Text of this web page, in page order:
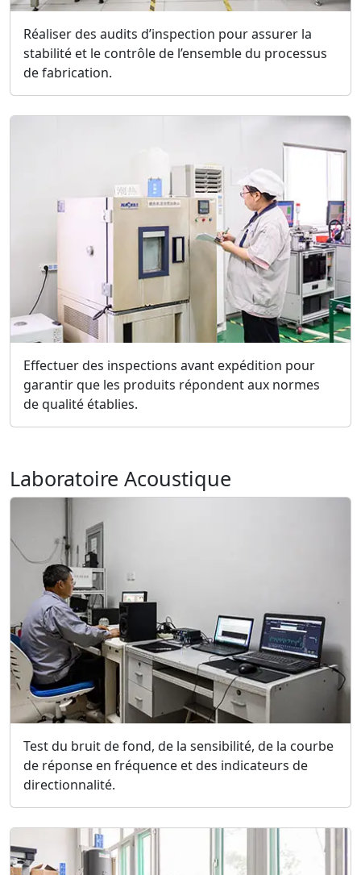
Réaliser des audits d’inspection pour assurer la
stabilité et le contrôle de l’ensemble du processus
de fabrication.
Effectuer des inspections avant expédition pour
garantir que les produits répondent aux normes
de qualité établies.
Laboratoire Acoustique
Test du bruit de fond, de la sensibilité, de la courbe
de réponse en fréquence et des indicateurs de
directionnalité.